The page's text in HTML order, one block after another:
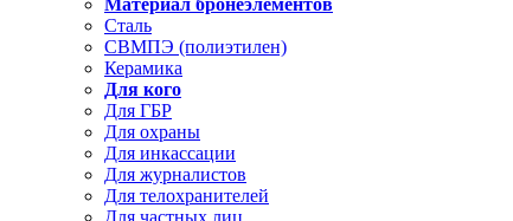
Материал бронеэлементов
Сталь
СВМПЭ (полиэтилен)
Керамика
Для кого
Для ГБР
Для охраны
Для инкассации
Для журналистов
Для телохранителей
Для частных лиц